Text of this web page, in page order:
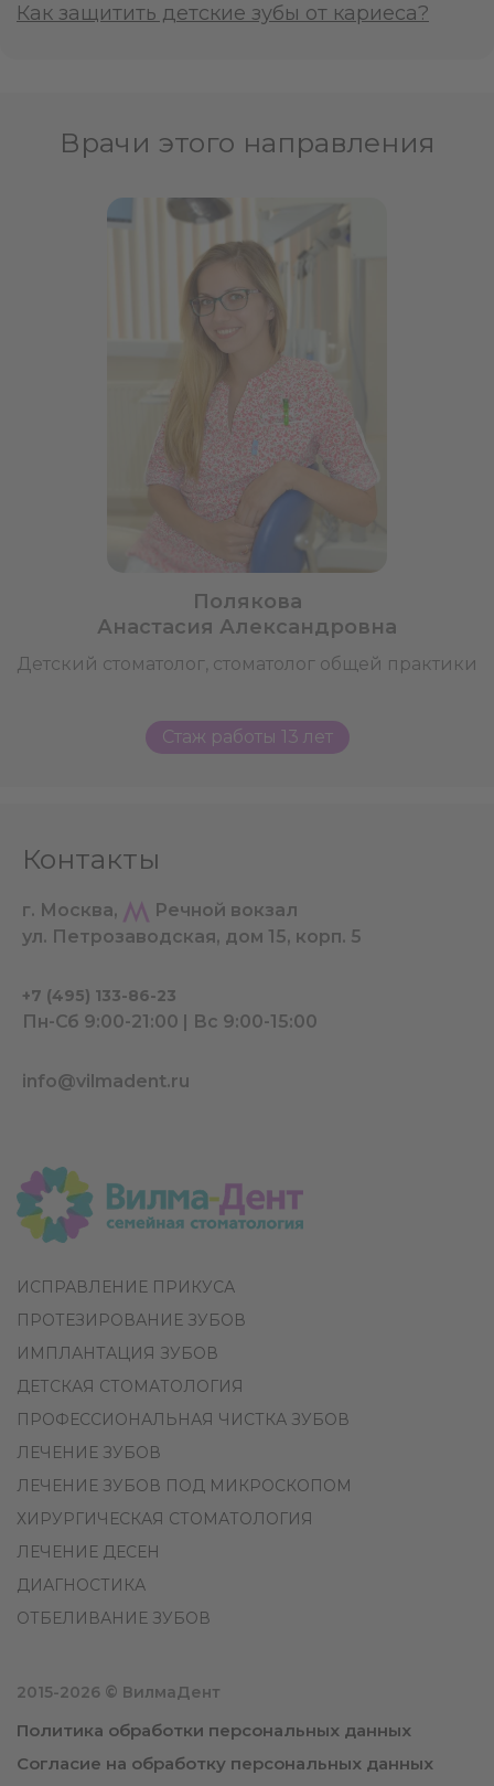
Как защитить детские зубы от кариеса?
Врачи этого направления
Полякова
Анастасия Александровна
Детский стоматолог, стоматолог общей практики
Стаж работы 13 лет
Контакты
г. Москва,
Речной вокзал
ул. Петрозаводская, дом 15, корп. 5
+7 (495) 133-86-23
Пн-Сб 9:00-21:00 | Вс 9:00-15:00
info@vilmadent.ru
ИСПРАВЛЕНИЕ ПРИКУСА
ПРОТЕЗИРОВАНИЕ ЗУБОВ
ИМПЛАНТАЦИЯ ЗУБОВ
ДЕТСКАЯ СТОМАТОЛОГИЯ
ПРОФЕССИОНАЛЬНАЯ ЧИСТКА ЗУБОВ
ЛЕЧЕНИЕ ЗУБОВ
ЛЕЧЕНИЕ ЗУБОВ ПОД МИКРОСКОПОМ
ХИРУРГИЧЕСКАЯ СТОМАТОЛОГИЯ
ЛЕЧЕНИЕ ДЕСЕН
ДИАГНОСТИКА
ОТБЕЛИВАНИЕ ЗУБОВ
2015-2026 © ВилмаДент
Политика обработки персональных данных
Согласие на обработку персональных данных